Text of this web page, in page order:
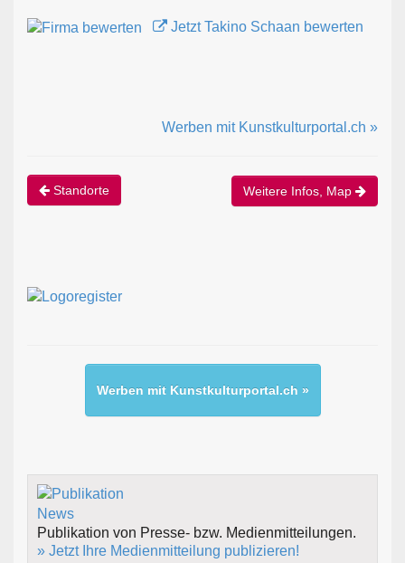
Jetzt Takino Schaan bewerten
Werben mit Kunstkulturportal.ch »
Standorte Weitere Infos, Map
Werben mit Kunstkulturportal.ch »
Publikation von Presse- bzw. Medienmitteilungen.
» Jetzt Ihre Medienmitteilung publizieren!